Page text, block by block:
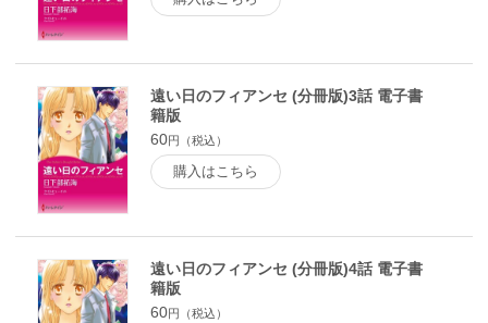
遠い日のフィアンセ (分冊版)3話 電子書
籍版
60円（税込）
購入はこちら
遠い日のフィアンセ (分冊版)4話 電子書
籍版
60円（税込）